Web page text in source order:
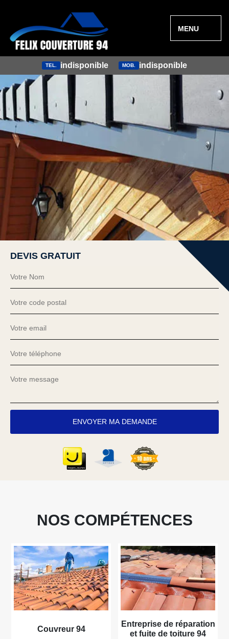
MENU
TEL. indisponible MOB. indisponible
DEVIS GRATUIT
NOS COMPÉTENCES
Couvreur 94
Entreprise de réparation
et fuite de toiture 94